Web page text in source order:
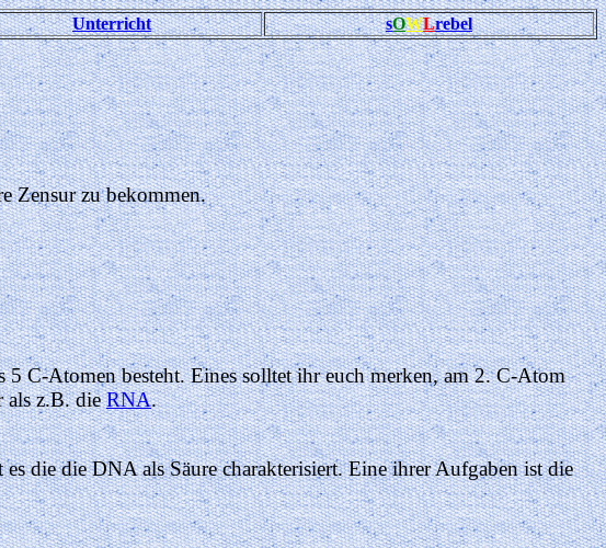
Unterricht sOWLrebel
Zensur zu bekommen.
5 C-Atomen besteht. Eines solltet ihr euch merken, am 2. C-Atom
als z.B. dieRNA.
die die DNA als Säure charakterisiert. Eine ihrer Aufgaben ist die